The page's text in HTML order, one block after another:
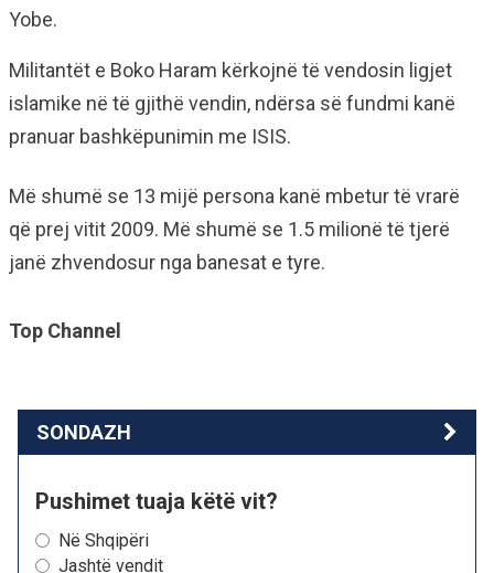
Yobe.
Militantët e Boko Haram kërkojnë të vendosin ligjet
islamike në të gjithë vendin, ndërsa së fundmi kanë
pranuar bashkëpunimin me ISIS.
Më shumë se 13 mijë persona kanë mbetur të vrarë
që prej vitit 2009. Më shumë se 1.5 milionë të tjerë
janë zhvendosur nga banesat e tyre.
Top Channel
SONDAZH
Pushimet tuaja këtë vit?
Në Shqipëri
Jashtë vendit